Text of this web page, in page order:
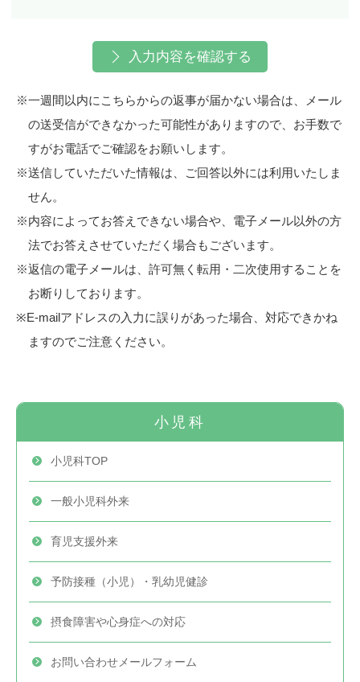
入力内容を確認する
※一週間以内にこちらからの返事が届かない場合は、メール
の送受信ができなかった可能性がありますので、お手数で
すがお電話でご確認をお願いします。
※送信していただいた情報は、ご回答以外には利用いたしま
せん。
※内容によってお答えできない場合や、電子メール以外の方
法でお答えさせていただく場合もございます。
※返信の電子メールは、許可無く転用・二次使用することを
お断りしております。
※E-mailアドレスの入力に誤りがあった場合、対応できかね
ますのでご注意ください。
小児科
小児科TOP
一般小児科外来
育児支援外来
予防接種（小児） ・乳幼児健診
摂食障害や心身症への対応
お問い合わせ メールフォーム